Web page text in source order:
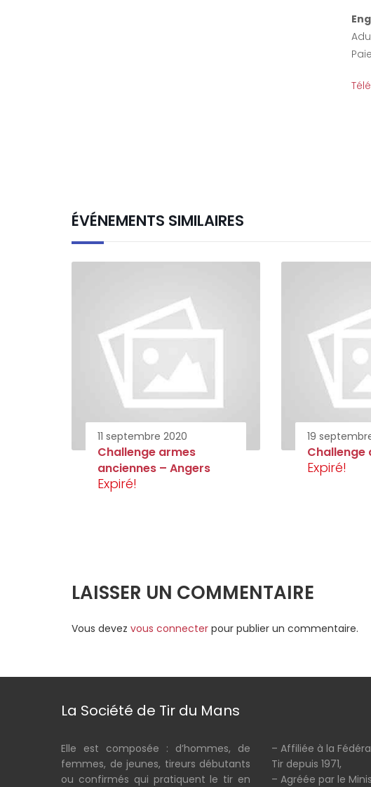
ÉVÉNEMENTS SIMILAIRES
11 septembre 2020
Challenge armes
anciennes – Angers
Expiré!
19
Challenge
Expiré!
LAISSER UN COMMENTAIRE
Vous devez vous connecter pour publier un commentaire.
La Société de Tir du Mans
Elle est composée : d’hommes, de
femmes, de jeunes, tireurs débutants
ou confirmés qui pratiquent le tir en
– Affiliée à la
Tir depuis 1971,
– Agréée par le